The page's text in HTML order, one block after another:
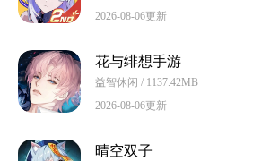
2026-08-06更新
花与绯想手游
益智休闲 / 1137.42MB
2026-08-06更新
晴空双子